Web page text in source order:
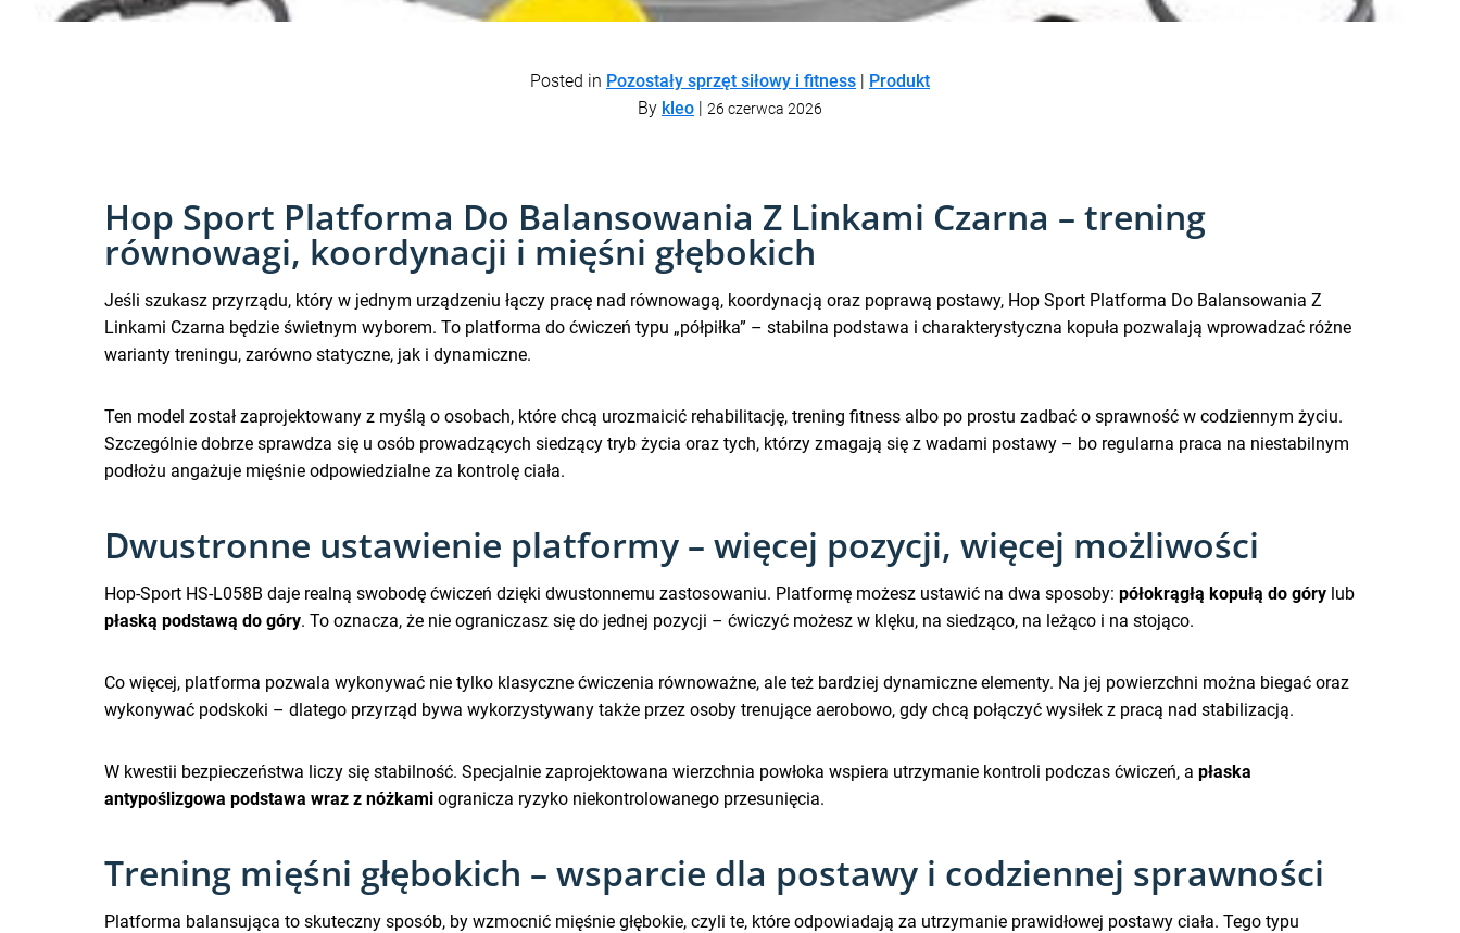
Posted in Pozostały sprzęt siłowy i fitness | Produkt
By kleo | 26 czerwca 2026
Hop Sport Platforma Do Balansowania Z Linkami Czarna – trening
równowagi, koordynacji i mięśni głębokich
Jeśli szukasz przyrządu, który w jednym urządzeniu łączy pracę nad równowagą, koordynacją oraz poprawą postawy, Hop Sport Platforma Do Balansowania Z
Linkami Czarna będzie świetnym wyborem. To platforma do ćwiczeń typu „półpiłka” – stabilna podstawa i charakterystyczna kopuła pozwalają wprowadzać różne
warianty treningu, zarówno statyczne, jak i dynamiczne.
Ten model został zaprojektowany z myślą o osobach, które chcą urozmaicić rehabilitację, trening fitness albo po prostu zadbać o sprawność w codziennym życiu.
Szczególnie dobrze sprawdza się u osób prowadzących siedzący tryb życia oraz tych, którzy zmagają się z wadami postawy – bo regularna praca na niestabilnym
podłożu angażuje mięśnie odpowiedzialne za kontrolę ciała.
Dwustronne ustawienie platformy – więcej pozycji, więcej możliwości
Hop-Sport HS-L058B daje realną swobodę ćwiczeń dzięki dwustonnemu zastosowaniu. Platformę możesz ustawić na dwa sposoby: półokrągłą kopułą do góry lub
płaską podstawą do góry. To oznacza, że nie ograniczasz się do jednej pozycji – ćwiczyć możesz w klęku, na siedząco, na leżąco i na stojąco.
Co więcej, platforma pozwala wykonywać nie tylko klasyczne ćwiczenia równoważne, ale też bardziej dynamiczne elementy. Na jej powierzchni można biegać oraz
wykonywać podskoki – dlatego przyrząd bywa wykorzystywany także przez osoby trenujące aerobowo, gdy chcą połączyć wysiłek z pracą nad stabilizacją.
W kwestii bezpieczeństwa liczy się stabilność. Specjalnie zaprojektowana wierzchnia powłoka wspiera utrzymanie kontroli podczas ćwiczeń, a płaska
antypoślizgowa podstawa wraz z nóżkami ogranicza ryzyko niekontrolowanego przesunięcia.
Trening mięśni głębokich – wsparcie dla postawy i codziennej sprawności
Platforma balansująca to skuteczny sposób, by wzmocnić mięśnie głębokie, czyli te, które odpowiadają za utrzymanie prawidłowej postawy ciała. Tego typu